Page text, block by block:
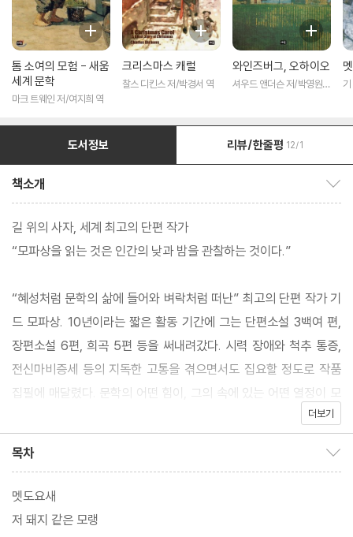
톰 소여의 모험 - 새움
세계 문학
마크 트웨인 저/여지희 역
크리스마스 캐럴
찰스 디킨스 저/박경서 역
와인즈버그, 오하이오
셔우드 앤더슨 저/박영원
기
도서정보 리뷰/한줄평 12/1
책소개
길 위의 사자, 세계 최고의 단편 작가
“모파상을 읽는 것은 인간의 낮과 밤을 관찰하는 것이다.”
“혜성처럼 문학의 삶에 들어와 벼락처럼 떠난” 최고의 단편 작가 기
드 모파상. 10년이라는 짧은 활동 기간에 그는 단편소설 3백여 편,
장편소설 6편, 희곡 5편 등을 써내려갔다. 시력 장애와 척추 통증,
전신마비증세 등의 지독한 고통을 겪으면서도 집요할 정도로 작품
집필에 매달렸다. 문학의 어떤 힘이, 그의 속에 있는 어떤 열정이 모
상을 길목에 버티고 선 사자 같은 존재에 비유했다. 같은 길을 걸으
려는 이들은 모파상을 피해 돌아가거나 다른 길로 갈 수밖에 없다는
것이다. 언어학자 샤를 브뤼노는 “모파상의 언어는 ‘시간에 구애받
더보기
목차
멧도요새
저 돼지 같은 모랭